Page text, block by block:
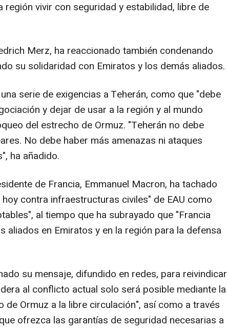
región vivir con seguridad y estabilidad, libre de
Merz, ha reaccionado también condenando
su solidaridad con Emiratos y los demás aliados.
serie de exigencias a Teherán, como que "debe
y dejar de usar a la región y al mundo
del estrecho de Ormuz. "Teherán no debe
No debe haber más amenazas ni ataques
ha añadido.
de Francia, Emmanuel Macron, ha tachado
contra infraestructuras civiles" de EAU como
al tiempo que ha subrayado que "Francia
aliados en Emiratos y en la región para la defensa
su mensaje, difundido en redes, para reivindicar
al conflicto actual solo será posible mediante la
de Ormuz a la libre circulación", así como a través
ofrezca las garantías de seguridad necesarias a